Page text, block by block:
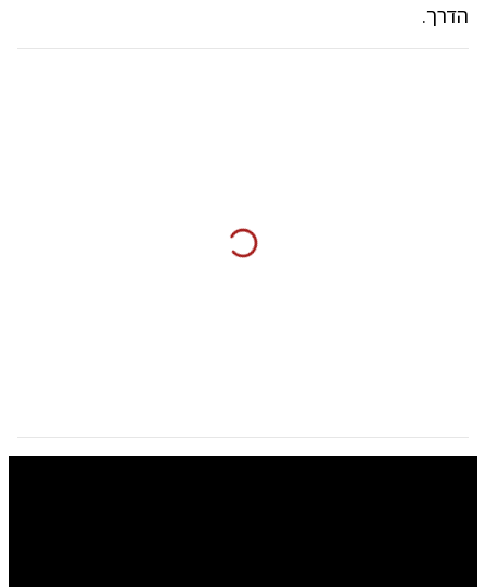
הדרך.